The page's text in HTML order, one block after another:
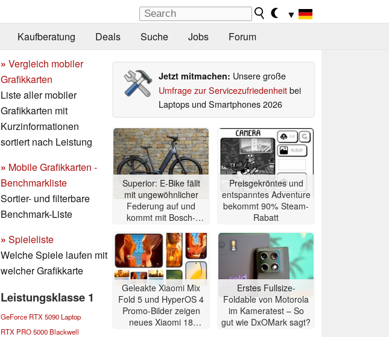
▼
Kaufberatung Deals Suche Jobs Forum
» Vergleich mobiler
Grafikkarten
Liste aller mobiler
Grafikkarten mit
Kurzinformationen
sortiert nach Leistung
» Mobile Grafikkarten -
Benchmarkliste
Sortier- und filterbare
Benchmark-Liste
» Spieleliste
Welche Spiele laufen mit
welcher Grafikkarte
Leistungsklasse 1
GeForce RTX 5090 Laptop
RTX PRO 5000 Blackwell
Jetzt mitmachen: Unsere große
Umfrage zur Servicezufriedenheitbei
Laptops und Smartphones 2026
Superior: E-Bike fällt
mit ungewöhnlicher
Federung auf und
kommt mit Bosch-
Preisgekröntes und
entspanntes Adventure
bekommt 90% Steam-
Rabatt
Geleakte Xiaomi Mix
Fold 5 und HyperOS 4
Promo-Bilder zeigen
neues Xiaomi 18
Erstes Fullsize-
Foldable von Motorola
im Kameratest – So
gut wie DxOMark sagt?